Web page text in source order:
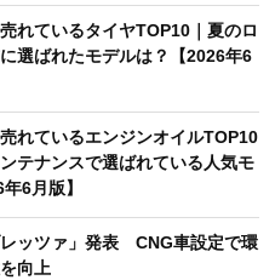
売れているタイヤTOP10｜夏のロ
選ばれたモデルは？【2026年6
売れているエンジンオイルTOP10
ンテナンスで選ばれている人気モ
6月版】
ッツァ」発表 CNG車設定で環
向上